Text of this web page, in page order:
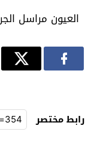
العيون مراسل
رابط مختصر